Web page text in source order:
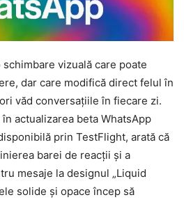
schimbare vizuală care poate
dar care modifică direct felul în
văd conversațiile în fiecare zi.
actualizarea beta WhatsApp
prin TestFlight, arată că
barei de reacții și a
mesaje la designul „Liquid
solide și opace încep să